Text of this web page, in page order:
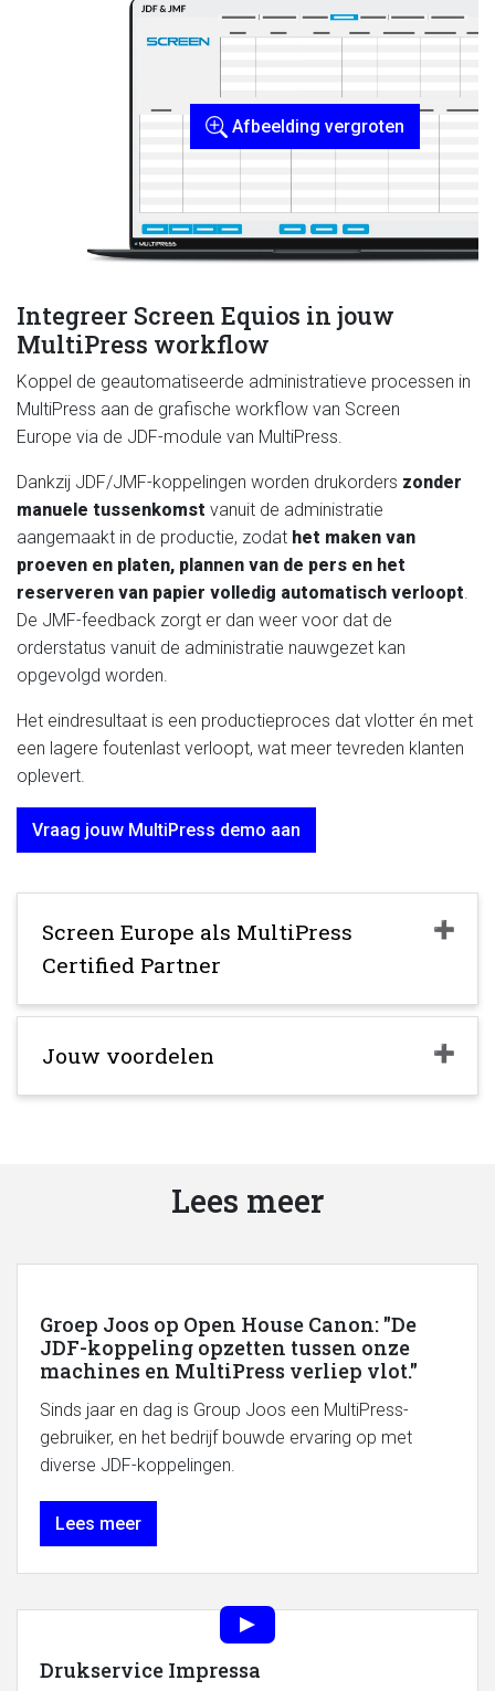
Integreer Screen Equios in jouw
MultiPress workflow
Koppel de geautomatiseerde administratieve processen in
MultiPress aan de grafische workflow van Screen
Europe via de JDF-module van MultiPress.
Dankzij JDF/JMF-koppelingen worden drukorders zonder
manuele tussenkomst vanuit de administratie
aangemaakt in de productie, zodat het maken van
proeven en platen, plannen van de pers en het
reserveren van papier volledig automatisch verloopt.
De JMF-feedback zorgt er dan weer voor dat de
orderstatus vanuit de administratie nauwgezet kan
opgevolgd worden.
Het eindresultaat is een productieproces dat vlotter én met
een lagere foutenlast verloopt, wat meer tevreden klanten
oplevert.
Vraag jouw MultiPress demo aan
Screen Europe als MultiPress
Certified Partner
Jouw voordelen
Afbeelding vergroten
Lees meer
Groep Joos op Open House Canon: "De
JDF-koppeling opzetten tussen onze
machines en MultiPress verliep vlot."
Sinds jaar en dag is Group Joos een MultiPress-
gebruiker, en het bedrijf bouwde ervaring op met
diverse JDF-koppelingen.
Lees meer
Drukservice Impressa